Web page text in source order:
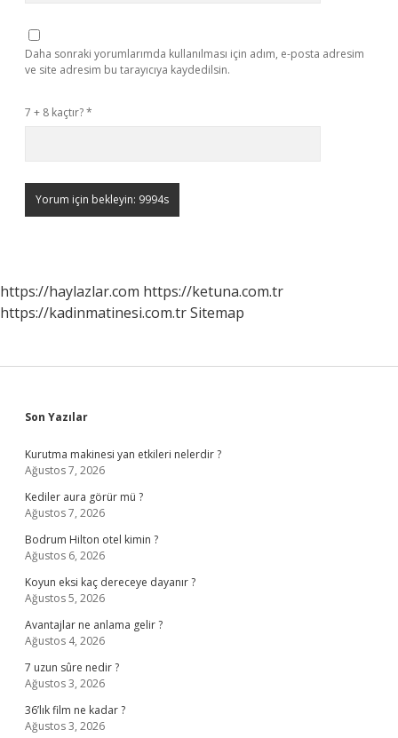
Daha sonraki yorumlarımda kullanılması için adım, e-posta adresim
ve site adresim bu tarayıcıya kaydedilsin.
7 + 8 kaçtır?*
https://haylazlar.com https://ketuna.com.tr
https://kadinmatinesi.com.trSitemap
Sidebar
Son Yazılar
Kurutma makinesi yan etkileri nelerdir ?
Ağustos 7, 2026
Kediler aura görür mü ?
Ağustos 7, 2026
Bodrum Hilton otel kimin ?
Ağustos 6, 2026
Koyun eksi kaç dereceye dayanır ?
Ağustos 5, 2026
Avantajlar ne anlama gelir ?
Ağustos 4, 2026
7 uzun sûre nedir ?
Ağustos 3, 2026
36’lık film ne kadar ?
Ağustos 3, 2026